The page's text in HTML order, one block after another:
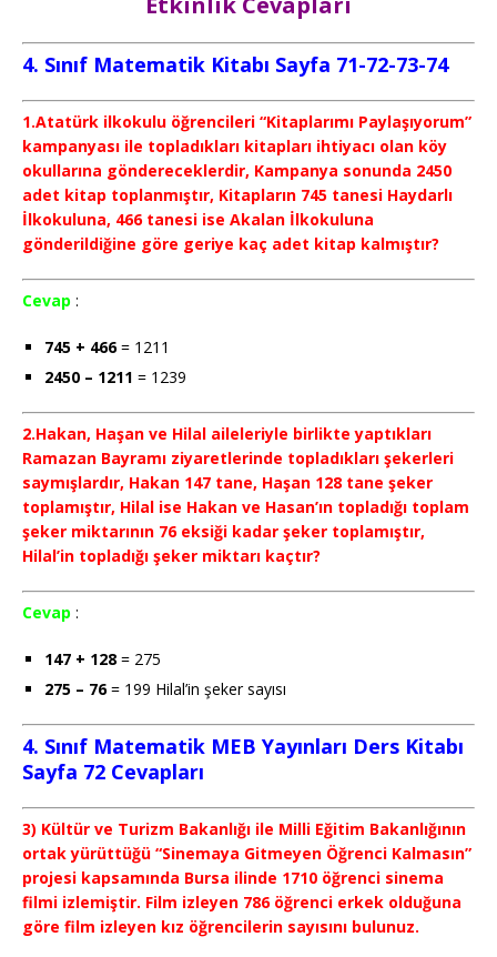
4. Sınıf Matematik Kitabı Sayfa 71-72-73-74
1.Atatürk ilkokulu öğrencileri “Kitaplarımı Paylaşıyorum”
kampanyası ile topladıkları kitapları ihtiyacı olan köy
okullarına göndereceklerdir, Kampanya sonunda 2450
adet kitap toplanmıştır, Kitapların 745 tanesi Haydarlı
İlkokuluna, 466 tanesi ise Akalan İlkokuluna
gönderildiğine göre geriye kaç adet kitap kalmıştır?
Cevap :
745 + 466= 1211
2450 – 1211 = 1239
2.Hakan, Haşan ve Hilal aileleriyle birlikte yaptıkları
Ramazan Bayramı ziyaretlerinde topladıkları şekerleri
saymışlardır, Hakan 147 tane, Haşan 128 tane şeker
toplamıştır, Hilal ise Hakan ve Hasan’ın topladığı toplam
şeker miktarının 76 eksiği kadar şeker toplamıştır,
Hilal’in topladığı şeker miktarı kaçtır?
Cevap :
147 + 128 = 275
275 – 76= 199 Hilal’in şeker sayısı
4. Sınıf Matematik MEB Yayınları Ders Kitabı
Sayfa 72 Cevapları
3) Kültür ve Turizm Bakanlığı ile Milli Eğitim Bakanlığının
ortak yürüttüğü “Sinemaya Gitmeyen Öğrenci Kalmasın”
projesi kapsamında Bursa ilinde 1710 öğrenci sinema
filmi izlemiştir. Film izleyen 786 öğrenci erkek olduğuna
göre film izleyen kız öğrencilerin sayısını bulunuz.